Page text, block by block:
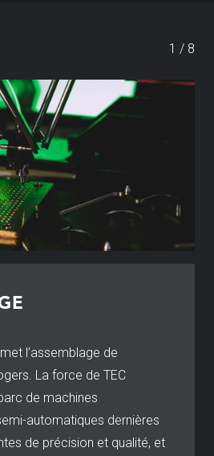
1 / 8
l’assemblage de
La force de TEC
de machines
automatiques dernières
de précision et qualité, et